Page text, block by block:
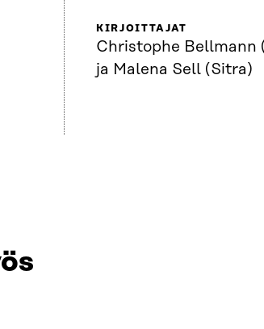
KIRJOITTAJAT
Christophe Bellmann
ja Malena Sell (Sitra)